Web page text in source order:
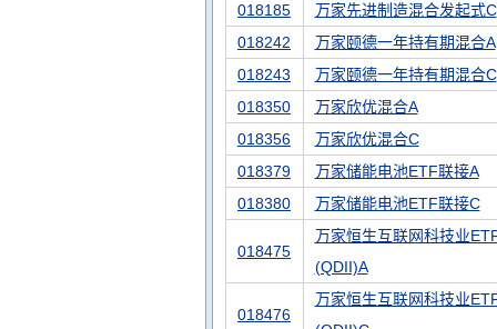
018185
万家先进制造混合发起式C
018242
万家颐德一年持有期混合A
018243
万家颐德一年持有期混合C
018350
万家欣优混合A
018356
万家欣优混合C
018379
万家储能电池ETF联接A
018380
万家储能电池ETF联接C
018475
万家恒生互联网科技业
(QDII)A
018476
万家恒生互联网科技业